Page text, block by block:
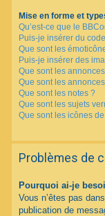
Mise en forme et
Qu’est-ce que le
Puis-je insérer du
Que sont les
Puis-je insérer des
Que sont les
Que sont les
Que sont les notes ?
Que sont les sujets
Que sont les icônes
Problèmes de
Pourquoi ai-je
Vous n’êtes pas
publication de